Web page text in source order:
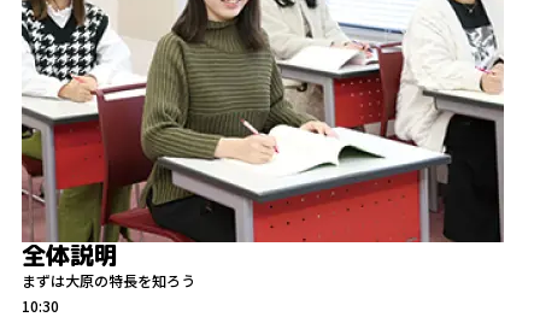
全体説明
まずは大原の特長を知ろう
10:30